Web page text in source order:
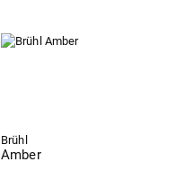
Brühl
Amber